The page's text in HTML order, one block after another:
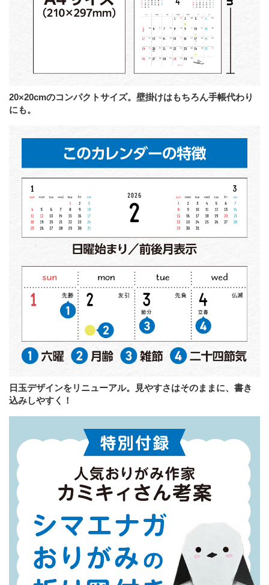
20×20cmのコンパクトサイズ。壁掛けはもちろん手帳代わり
にも。
日玉デザインをリニューアル。見やすさはそのままに、書き
込みしやすく！